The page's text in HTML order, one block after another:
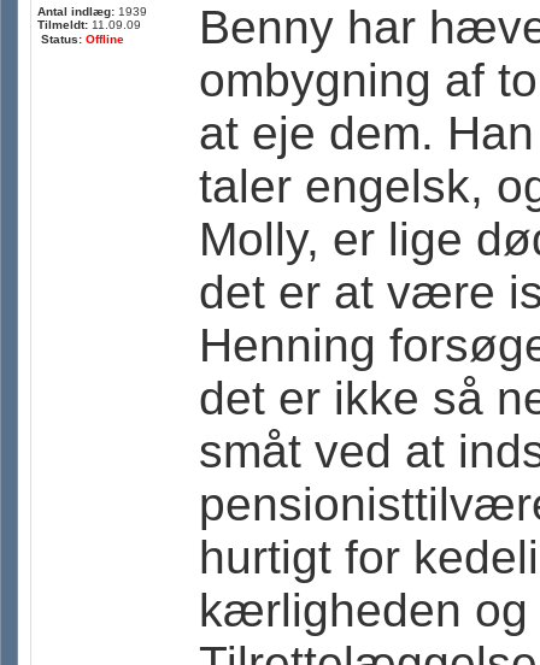
Antal indlæg: 1939
Tilmeldt: 11.09.09
Status: Offline
Benny har
ombygning af
at eje dem.
taler engelsk,
Molly, er lige
det er at være
Henning
det er ikke så
småt ved at
hurtigt for
kærligheden og